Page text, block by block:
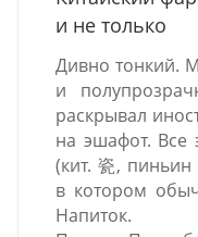
и не только
Дивно тонкий.
и
раскрывал
на эшафот. Все
(кит. 瓷,
в котором
Напиток.